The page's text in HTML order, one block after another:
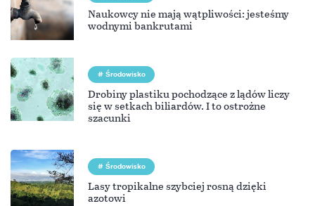
Naukowcy nie mają wątpliwości: jesteśmy
wodnymi bankrutami
Środowisko
Drobiny plastiku pochodzące z lądów liczy
się w setkach biliardów. I to ostrożne
szacunki
Środowisko
Lasy tropikalne szybciej rosną dzięki
azotowi